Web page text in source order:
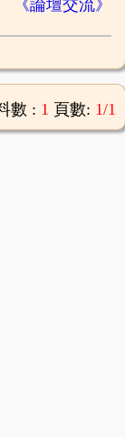
《論壇交流》
數 : 1 頁數: 1/1